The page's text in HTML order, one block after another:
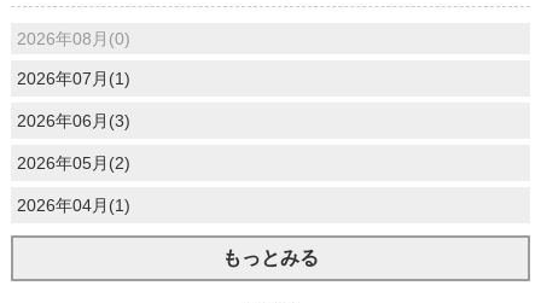
2026年08月(0)
2026年07月(1)
2026年06月(3)
2026年05月(2)
2026年04月(1)
もっとみる